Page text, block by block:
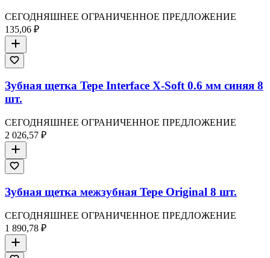
СЕГОДНЯШНЕЕ ОГРАНИЧЕННОЕ ПРЕДЛОЖЕНИЕ
135,06 ₽
Зубная щетка Tepe Interface X-Soft 0.6 мм синяя 8
шт.
СЕГОДНЯШНЕЕ ОГРАНИЧЕННОЕ ПРЕДЛОЖЕНИЕ
2 026,57 ₽
Зубная щетка межзубная Tepe Original 8 шт.
СЕГОДНЯШНЕЕ ОГРАНИЧЕННОЕ ПРЕДЛОЖЕНИЕ
1 890,78 ₽